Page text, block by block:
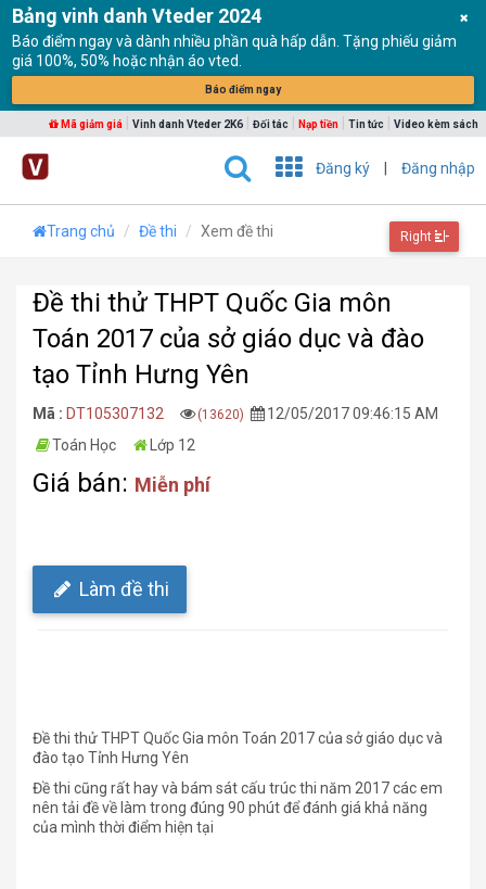
Bảng vinh danh Vteder 2024
Báo điểm ngay và dành nhiều phần quà hấp dẫn. Tặng phiếu giảm
giá 100%, 50% hoặc nhận áo vted.
Báo điểm ngay
Mã giảm giá Vinh danh Vteder 2K6 Đối tác Nạp tiền Tin tức Video kèm sách
Đăng ký Đăng nhập
Trang chủ Đề thi Xem đề thi Right
Đề thi thử THPT Quốc Gia môn
Toán 2017 của sở giáo dục và đào
tạo Tỉnh Hưng Yên
Mã : DT105307132 (13620)
12/05/2017 09:46:15 AM
Toán Học
Lớp 12
Giá bán: Miễn phí
Làm đề thi
Đề thi thử THPT Quốc Gia môn Toán 2017 của sở giáo dục và
đào tạo Tỉnh Hưng Yên
Đề thi cũng rất hay và bám sát cấu trúc thi năm 2017 các em
nên tải đề về làm trong đúng 90 phút để đánh giá khả năng
của mình thời điểm hiện tại